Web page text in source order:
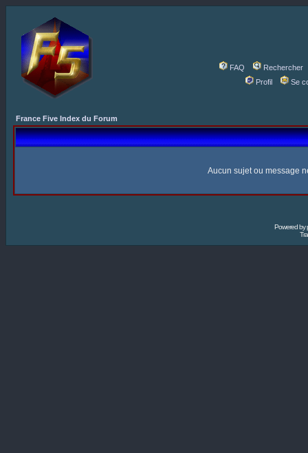
FAQ
Rechercher
Profil
Se
France Five Index du Forum
Aucun sujet ou message
Powered by